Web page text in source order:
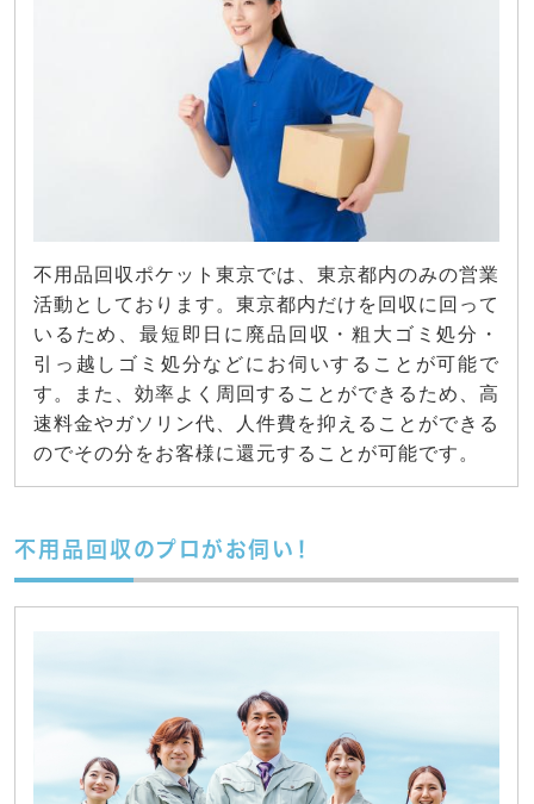
不用品回収ポケット東京では、東京都内のみの営業
活動としております。東京都内だけを回収に回って
いるため、最短即日に廃品回収・粗大ゴミ処分・
引っ越しゴミ処分などにお伺いすることが可能で
す。また、効率よく周回することができるため、高
速料金やガソリン代、人件費を抑えることができる
のでその分をお客様に還元することが可能です。
不用品回収のプロがお伺い！